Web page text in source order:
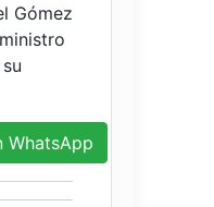
Gómez
WhatsApp